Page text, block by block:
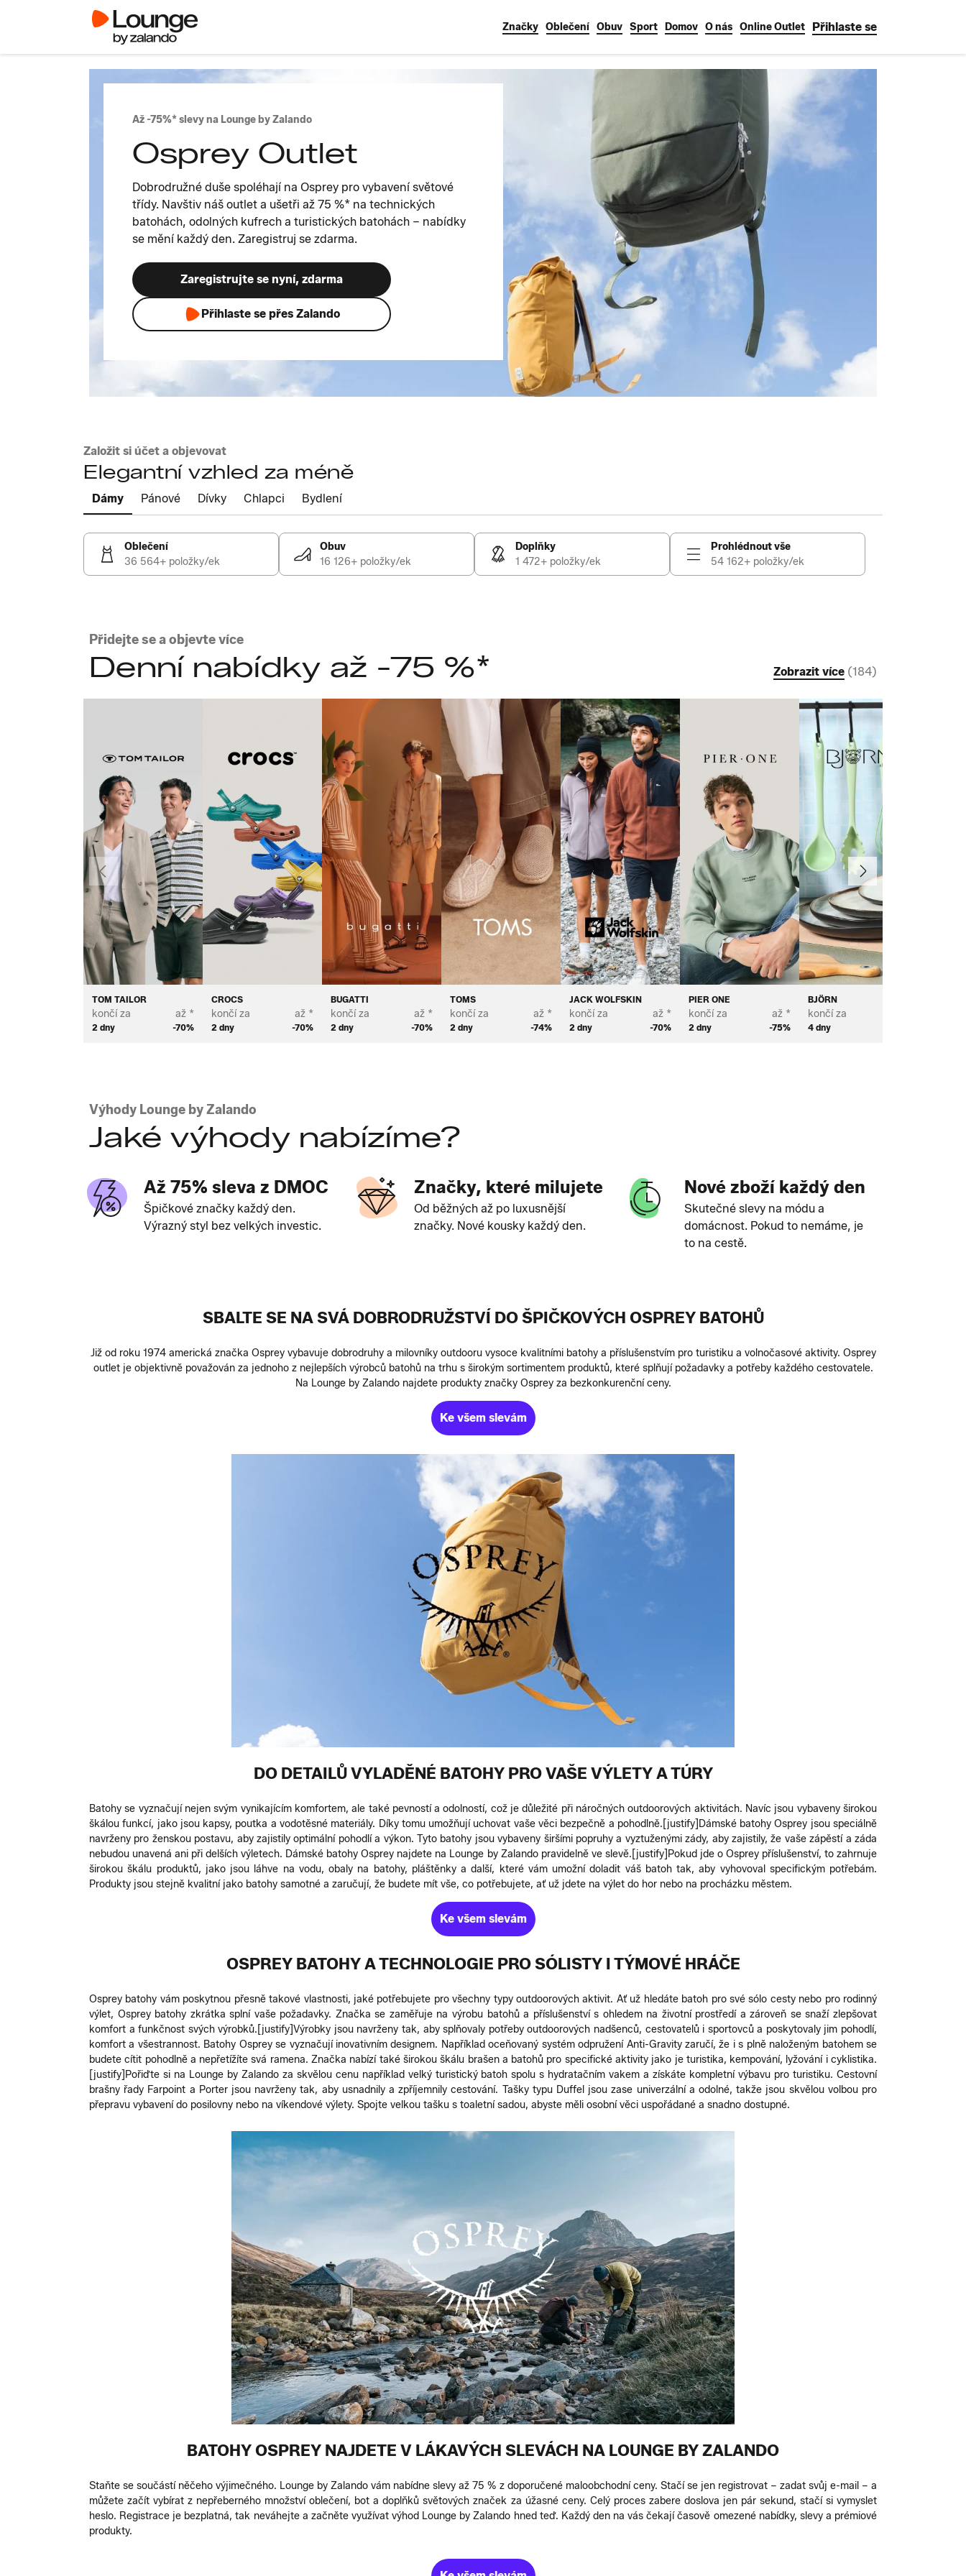
Značky Oblečení Obuv Sport Domov O nás Online Outlet Přihlaste se
Až -75%* slevy na Lounge by Zalando
Osprey Outlet
Dobrodružné duše spoléhají na Osprey pro vybavení světové
třídy. Navštiv náš outlet a ušetři až 75 %* na technických
batohách, odolných kufrech a turistických batohách – nabídky
se mění každý den. Zaregistruj se zdarma.
Zaregistrujte se nyní, zdarma
Přihlaste se přes Zalando
Založit si účet a objevovat
Elegantní vzhled za méně
Dámy Pánové Dívky Chlapci Bydlení
Oblečení
36 564+ položky/ek
Obuv
16 126+ položky/ek
Doplňky
1 472+ položky/ek
Prohlédnout vše
54 162+ položky/ek
Přidejte se a objevte více
Denní nabídky až -75 %* Zobrazit více (184)
TOM TAILOR
končí za
2 dny
až *
-70%
CROCS
končí za
2 dny
až *
-70%
BUGATTI
končí za
2 dny
až *
-70%
TOMS
končí za
2 dny
až *
-74%
JACK WOLFSKIN
končí za
2 dny
až *
-70%
PIER ONE
končí za
2 dny
až *
-75%
BJÖRN
končí za
4 dny
Předchozí Další
Výhody Lounge by Zalando
Jaké výhody nabízíme?
Až 75% sleva z DMOC
Špičkové značky každý den.
Výrazný styl bez velkých investic.
Značky, které milujete
Od běžných až po luxusnější
značky. Nové kousky každý den.
Nové zboží každý den
Skutečné slevy na módu a
domácnost. Pokud to nemáme, je
to na cestě.
SBALTE SE NA SVÁ DOBRODRUŽSTVÍ DO ŠPIČKOVÝCH OSPREY BATOHŮ
Již od roku 1974 americká značka Osprey vybavuje dobrodruhy a milovníky outdooru vysoce kvalitními batohy a příslušenstvím pro turistiku a volnočasové aktivity. Osprey
outlet je objektivně považován za jednoho z nejlepších výrobců batohů na trhu s širokým sortimentem produktů, které splňují požadavky a potřeby každého cestovatele.
Na Lounge by Zalando najdete produkty značky Osprey za bezkonkurenční ceny.
Ke všem slevám
DO DETAILŮ VYLADĚNÉ BATOHY PRO VAŠE VÝLETY A TÚRY
Batohy se vyznačují nejen svým vynikajícím komfortem, ale také pevností a odolností, což je důležité při náročných outdoorových aktivitách. Navíc jsou vybaveny širokou
škálou funkcí, jako jsou kapsy, poutka a vodotěsné materiály. Díky tomu umožňují uchovat vaše věci bezpečně a pohodlně. [justify]Dámské batohy Osprey jsou speciálně
navrženy pro ženskou postavu, aby zajistily optimální pohodlí a výkon. Tyto batohy jsou vybaveny širšími popruhy a vyztuženými zády, aby zajistily, že vaše zápěstí a záda
nebudou unavená ani při delších výletech. Dámské batohy Osprey najdete na Lounge by Zalando pravidelně ve slevě. [justify]Pokud jde o Osprey příslušenství, to zahrnuje
širokou škálu produktů, jako jsou láhve na vodu, obaly na batohy, pláštěnky a další, které vám umožní doladit váš batoh tak, aby vyhovoval specifickým potřebám.
Produkty jsou stejně kvalitní jako batohy samotné a zaručují, že budete mít vše, co potřebujete, ať už jdete na výlet do hor nebo na procházku městem.
Ke všem slevám
OSPREY BATOHY A TECHNOLOGIE PRO SÓLISTY I TÝMOVÉ HRÁČE
Osprey batohy vám poskytnou přesně takové vlastnosti, jaké potřebujete pro všechny typy outdoorových aktivit. Ať už hledáte batoh pro své sólo cesty nebo pro rodinný
výlet, Osprey batohy zkrátka splní vaše požadavky. Značka se zaměřuje na výrobu batohů a příslušenství s ohledem na životní prostředí a zároveň se snaží zlepšovat
komfort a funkčnost svých výrobků. [justify]Výrobky jsou navrženy tak, aby splňovaly potřeby outdoorových nadšenců, cestovatelů i sportovců a poskytovaly jim pohodlí,
komfort a všestrannost. Batohy Osprey se vyznačují inovativním designem. Například oceňovaný systém odpružení Anti-Gravity zaručí, že i s plně naloženým batohem se
budete cítit pohodlně a nepřetížíte svá ramena. Značka nabízí také širokou škálu brašen a batohů pro specifické aktivity jako je turistika, kempování, lyžování i cyklistika.
[justify]Pořiďte si na Lounge by Zalando za skvělou cenu například velký turistický batoh spolu s hydratačním vakem a získáte kompletní výbavu pro turistiku. Cestovní
brašny řady Farpoint a Porter jsou navrženy tak, aby usnadnily a zpříjemnily cestování. Tašky typu Duffel jsou zase univerzální a odolné, takže jsou skvělou volbou pro
přepravu vybavení do posilovny nebo na víkendové výlety. Spojte velkou tašku s toaletní sadou, abyste měli osobní věci uspořádané a snadno dostupné.
BATOHY OSPREY NAJDETE V LÁKAVÝCH SLEVÁCH NA LOUNGE BY ZALANDO
Staňte se součástí něčeho výjimečného. Lounge by Zalando vám nabídne slevy až 75 % z doporučené maloobchodní ceny. Stačí se jen registrovat – zadat svůj e-mail – a
můžete začít vybírat z nepřeberného množství oblečení, bot a doplňků světových značek za úžasné ceny. Celý proces zabere doslova jen pár sekund, stačí si vymyslet
heslo. Registrace je bezplatná, tak neváhejte a začněte využívat výhod Lounge by Zalando hned teď. Každý den na vás čekají časově omezené nabídky, slevy a prémiové
produkty.